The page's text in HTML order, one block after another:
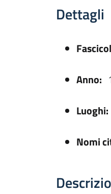
Dettagli
Anno:
Luoghi:
Nomi